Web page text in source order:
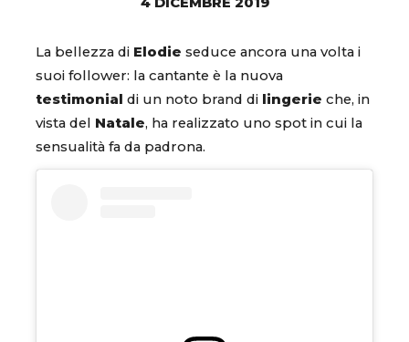
La bellezza di Elodie seduce ancora una volta i
suoi follower: la cantante è la nuova
testimonial di un noto brand di lingerie che, in
vista del Natale, ha realizzato uno spot in cui la
sensualità fa da padrona.